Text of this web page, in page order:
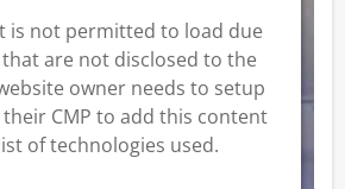
is not permitted to load due
are not disclosed to the
owner needs to setup
CMP to add this content
of technologies used.